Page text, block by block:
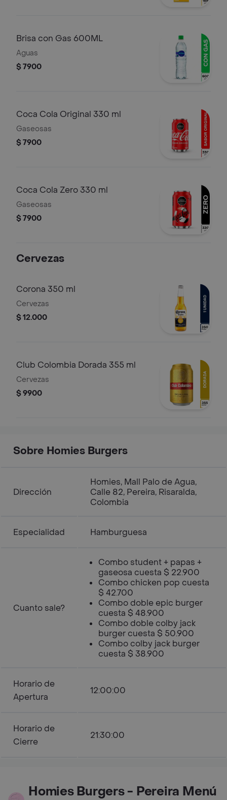
Brisa con Gas 600ML
Aguas
$ 7900
Coca Cola Original 330 ml
Gaseosas
$ 7900
Coca Cola Zero 330 ml
Gaseosas
$ 7900
Cervezas
Corona 350 ml
Cervezas
$ 12.000
Club Colombia Dorada 355 ml
Cervezas
$ 9900
Sobre Homies Burgers
Dirección
Homies, Mall Palo de Agua,
Calle 82, Pereira, Risaralda,
Colombia
Especialidad Hamburguesa
Cuanto sale?
Combo student + papas +
gaseosa cuesta $ 22.900
Combo chicken pop cuesta
$ 42.700
Combo doble epic burger
cuesta $ 48.900
Combo doble colby jack
burger cuesta $ 50.900
Combo colby jack burger
cuesta $ 38.900
Horario de
Apertura
12:00:00
Horario de
Cierre
21:30:00
Homies Burgers - Pereira Menú